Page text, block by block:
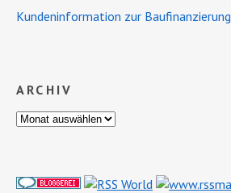
Kundeninformation zur Baufinanzierung
ARCHIV